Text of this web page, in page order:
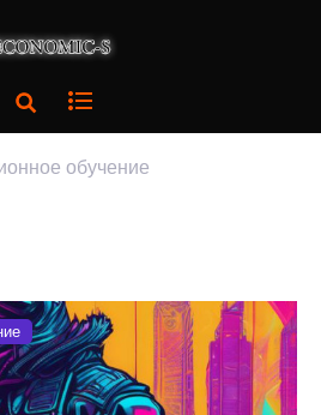
обучение